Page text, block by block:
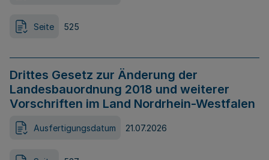
Seite 525
Drittes Gesetz zur Änderung der
Landesbauordnung 2018 und weiterer
Vorschriften im Land Nordrhein-Westfalen
Ausfertigungsdatum 21.07.2026